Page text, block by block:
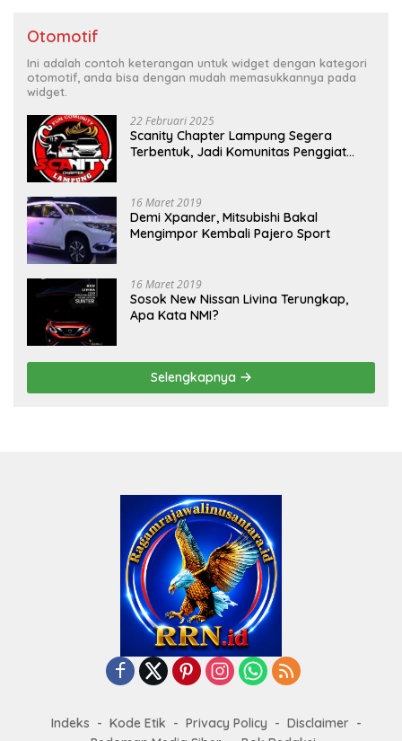
Otomotif
Ini adalah contoh keterangan untuk widget dengan kategori
otomotif, anda bisa dengan mudah memasukkannya pada
widget.
22 Februari 2025
Scanity Chapter Lampung Segera
Terbentuk, Jadi Komunitas Penggiat
16 Maret 2019
Demi Xpander, Mitsubishi Bakal
Mengimpor Kembali Pajero Sport
16 Maret 2019
Sosok New Nissan Livina Terungkap,
Apa Kata NMI?
Selengkapnya
Indeks Kode Etik Privacy Policy
Disclaimer